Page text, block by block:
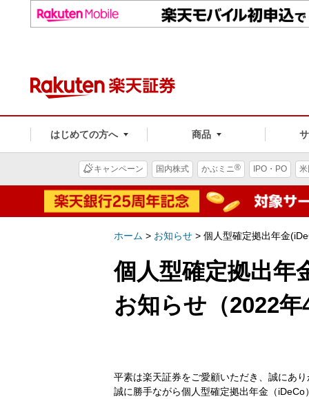
はじめての方へ 商品
キャンペーン 国内株式 かぶミニ® IPO・PO
ホーム > お知らせ > 個人型確定拠出年金
個人型確定拠出年
お知らせ（2022
平素は楽天証券をご愛顧いただき、誠にあ
誠に勝手ながら個人型確定拠出年金（